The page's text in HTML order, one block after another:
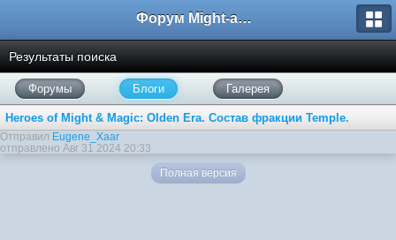
Форум Might-and-Magic.ru
Результаты поиска
Форумы Блоги Галерея
Heroes of Might & Magic: Olden Era. Состав фракции Temple.
Отправил Eugene_Xaar
отправлено Авг 31 2024 20:33
Полная версия